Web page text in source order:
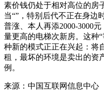
素价钱仍处于相对高位的房
当“”，特别后代不正在身边
普涨、本人再添2000-3000
量更高的电梯次新房。这种
种新的模式正正在兴起：将
租，最坏的环境是卖出的资
例。
来源：中国互联网信息中心